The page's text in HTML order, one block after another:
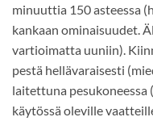
minuuttia 150 asteessa
kankaan ominaisuudet.
vartioimatta uuniin).
pestä hellävaraisesti
laitettuna pesukoneessa
käytössä oleville